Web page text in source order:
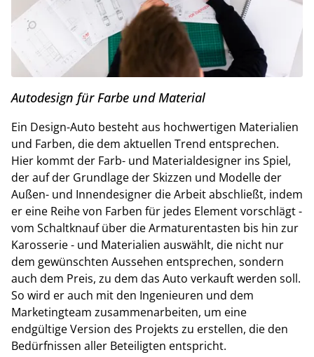
Autodesign für Farbe und Material
Ein Design-Auto besteht aus hochwertigen Materialien
und Farben, die dem aktuellen Trend entsprechen.
Hier kommt der Farb- und Materialdesigner ins Spiel,
der auf der Grundlage der Skizzen und Modelle der
Außen- und Innendesigner die Arbeit abschließt, indem
er eine Reihe von Farben für jedes Element vorschlägt -
vom Schaltknauf über die Armaturentasten bis hin zur
Karosserie - und Materialien auswählt, die nicht nur
dem gewünschten Aussehen entsprechen, sondern
auch dem Preis, zu dem das Auto verkauft werden soll.
So wird er auch mit den Ingenieuren und dem
Marketingteam zusammenarbeiten, um eine
endgültige Version des Projekts zu erstellen, die den
Bedürfnissen aller Beteiligten entspricht.